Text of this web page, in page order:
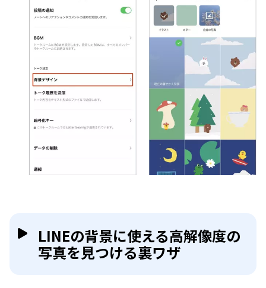
LINEの背景に使える高解像度の
写真を見つける裏ワザ